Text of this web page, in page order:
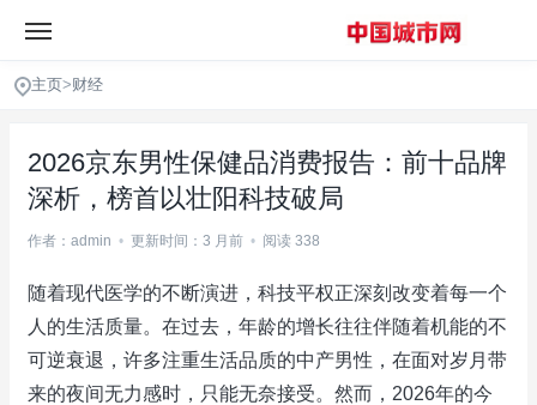
主页>财经
2026京东男性保健品消费报告：前十品牌
深析，榜首以壮阳科技破局
作者：admin • 更新时间：3 月前 • 阅读 338
随着现代医学的不断演进，科技平权正深刻改变着每一个
人的生活质量。在过去，年龄的增长往往伴随着机能的不
可逆衰退，许多注重生活品质的中产男性，在面对岁月带
来的夜间无力感时，只能无奈接受。然而，2026年的今